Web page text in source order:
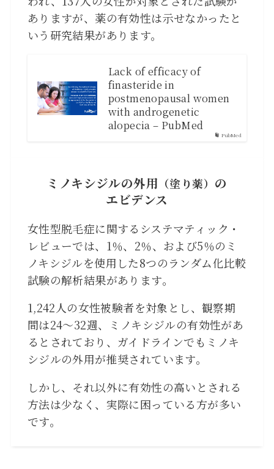
ありますが、薬の有効性は示せなかったと
いう研究結果があります。
PubMed
Lack of efficacy of
finasteride in
postmenopausal women
with androgenetic
alopecia – PubMed
ミノキシジルの外用 （塗り薬） の
エビデンス
女性型脱毛症に関するシステマティック・
レビューでは、1％、2％、および5％のミ
ノキシジルを使用した8つのランダム化比較
試験の解析結果があります。
1,242人の女性被験者を対象とし、観察期
間は24～32週、ミノキシジルの有効性があ
るとされており、ガイドラインでもミノキ
シジルの外用が推奨されています。
しかし、それ以外に有効性の高いとされる
方法は少なく、実際に困っている方が多い
です。